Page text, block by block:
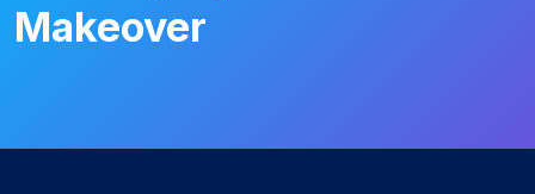
Makeover